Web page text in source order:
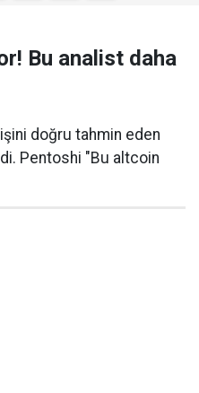
Bu analist daha
doğru tahmin eden
Pentoshi "Bu altcoin